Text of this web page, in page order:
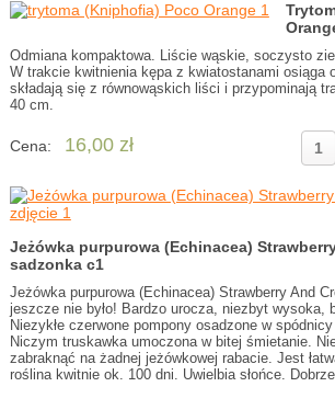
Odmiana kompaktowa. Liście wąskie, soczysto
W trakcie kwitnienia kępa z kwiatostanami osiąga
składają się z równowąskich liści i przypominają
40 cm.
Cena: 16,00 zł
Jeżówka purpurowa (Echinacea)
sadzonka c1
Jeżówka purpurowa (Echinacea) Strawberry And
jeszcze nie było! Bardzo urocza, niezbyt wysoka,
Niezykłe czerwone pompony osadzone w spódnicy
Niczym truskawka umoczona w bitej śmietanie.
zabraknąć na żadnej jeżówkowej rabacie. Jest
roślina kwitnie ok. 100 dni. Uwielbia słońce.